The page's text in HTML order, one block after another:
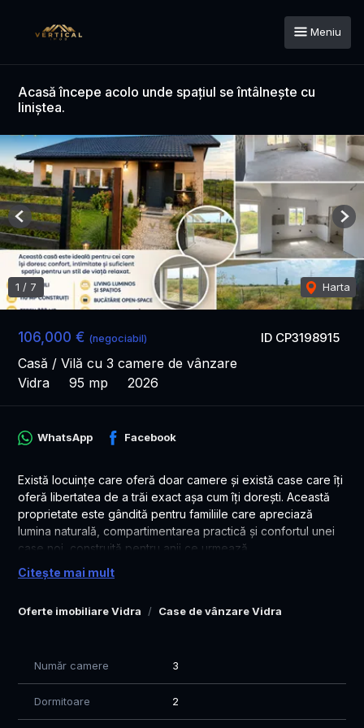
Meniu
Acasă începe acolo unde spațiul se întâlnește cu
liniștea.
ID CP3198915
106,000 € (negociabil)
Casă / Vilă cu 3 camere de vânzare
Vidra
95 mp 2026
1 / 7 Harta
Previous
Oferte imobiliare Vidra Case de vânzare Vidra
WhatsApp Facebook
Există locuințe care oferă doar camere și există case care îți
oferă libertatea de a trăi exact așa cum îți dorești. Această
proprietate este gândită pentru familiile care apreciază
lumina naturală, compartimentarea practică și confortul unei
case noi, construită pentru anii ce urmează.
Cu o suprafață utilă de 95 mp, fiecare încăpere este
generos, deschis către bucătăria open-space, creează un
fiecare zi într-o experiență plăcută.
Citește mai mult
Număr camere 3
Dormitoare 2